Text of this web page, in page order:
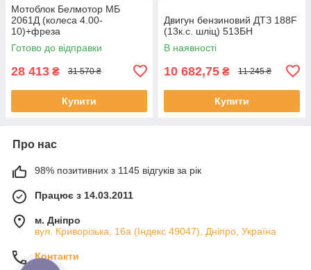
Мотоблок Белмотор МБ
2061Д (колеса 4.00-
10)+фреза
Готово до відправки
28 413 ₴ 31 570 ₴
Купити
Двигун бензиновий ДТЗ 188F
(13к.с. шліц) 513БН
В наявності
10 682,75 ₴ 11 245 ₴
Купити
Про нас
98% позитивних з 1145 відгуків за рік
Працює з 14.03.2011
м. Дніпро
вул. Криворізька, 16а (Індекс 49047), Дніпро, Україна
Контакти